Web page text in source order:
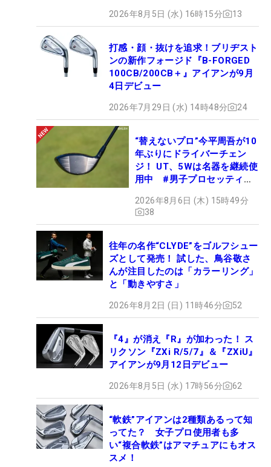
2026年8月5日 (水) 16時15分 13
打感・顔・抜けを追求！ブリヂスト
ンの新作フォージド『B-FORGED
100CB/200CB＋』アイアンが9月
4日デビュー
2026年7月29日 (水) 14時48分 24
“替えないプロ”今平周吾が10
年ぶりにドライバーチェン
ジ！ UT、5Wは名器を継続使
用中 #男子プロセッティン
2026年8月6日 (木) 15時49分
38
往年の名作“CLYDE”をゴルフシュー
ズとして発売！ 試した、鳥谷敬さ
んが注目したのは「カラーリング」
と「動きやすさ」
2026年8月2日 (日) 11時46分 52
『4』が消え『R』が加わった！ ス
リクソン『ZXi R/5/7』＆『ZXiU』
アイアンが9月12日デビュー
2026年8月5日 (水) 17時56分 62
“軟鉄”アイアンは2種類あるって知
ってた？ 女子プロ使用者も多
い“複合軟鉄”はアマチュアにもオス
スメ！